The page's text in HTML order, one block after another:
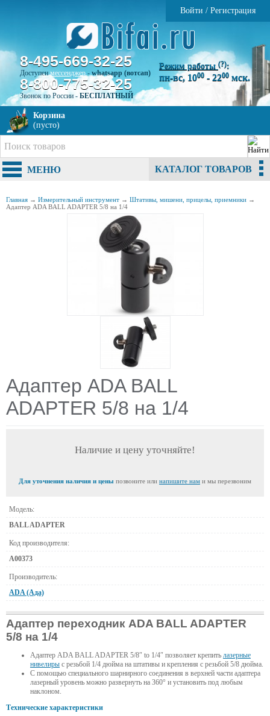
Войти / Регистрация
8-495-669-32-25
Доступенмессенджер-whatsapp (вотсап)
8-800-775-32-25
Звонок по России - БЕСПЛАТНЫЙ
Режим работы (?):
пн-вс, 1000 - 2200 мск.
Корзина
(пусто)
МЕНЮ КАТАЛОГ ТОВАРОВ
Главная → Измерительный инструмент → Штативы, мишени, прицелы, приемники →
Адаптер ADA BALL ADAPTER 5/8 на 1/4
Адаптер ADA BALL
ADAPTER 5/8 на 1/4
Наличие и цену уточняйте!
Для уточнения наличия и цены позвоните или напишите нам и мы перезвоним
Модель:
BALL ADAPTER
Код производителя:
А00373
Производитель:
ADA (Ада)
Адаптер переходник ADA BALL ADAPTER
5/8 на 1/4
Адаптер ADA BALL ADAPTER 5/8″ to 1/4″ позволяет крепить лазерные
нивелиры с резьбой 1/4 дюйма на штативы и крепления с резьбой 5/8 дюйма.
С помощью специального шарнирного соединения в верхней части адаптера
лазерный уровень можно развернуть на 360° и установить под любым
наклоном.
Технические характеристики